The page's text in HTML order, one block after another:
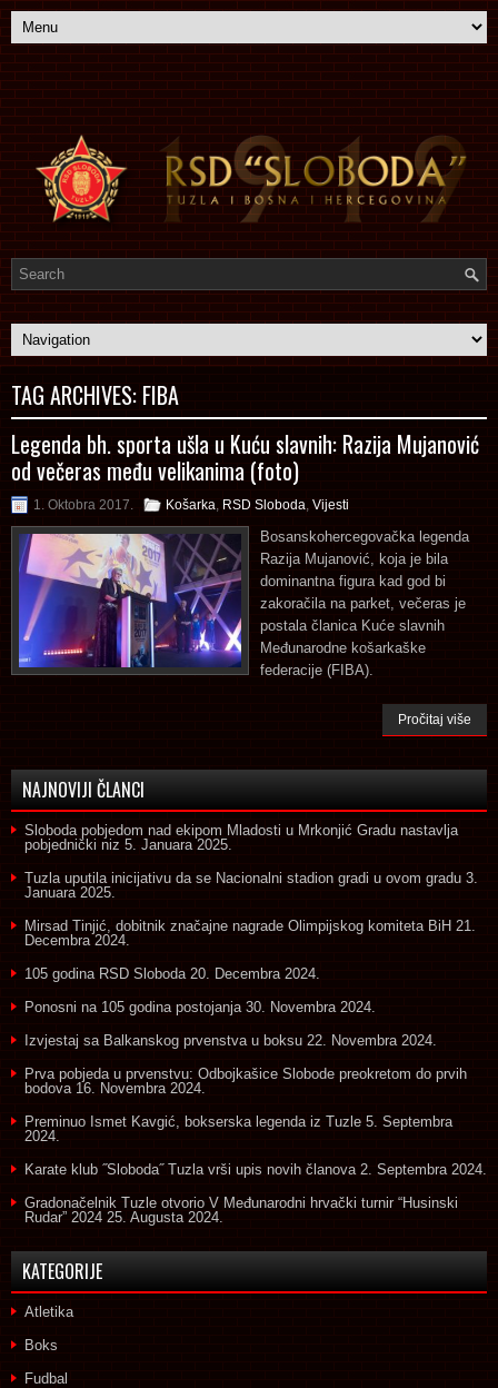
TAG ARCHIVES: FIBA
Legenda bh. sporta ušla u Kuću slavnih: Razija Mujanović
od večeras među velikanima (foto)
1. Oktobra 2017. Košarka RSD Sloboda Vijesti
Bosanskohercegovačka legenda
Razija Mujanović, koja je bila
dominantna figura kad god bi
zakoračila na parket, večeras je
postala članica Kuće slavnih
Međunarodne košarkaške
federacije (FIBA).
Pročitaj više
NAJNOVIJI ČLANCI
Sloboda pobjedom nad ekipom Mladosti u Mrkonjić Gradu nastavlja
pobjednički niz 5. Januara 2025.
Tuzla uputila inicijativu da se Nacionalni stadion gradi u ovom gradu 3.
Januara 2025.
Mirsad Tinjić, dobitnik značajne nagrade Olimpijskog komiteta BiH 21.
Decembra 2024.
105 godina RSD Sloboda 20. Decembra 2024.
Ponosni na 105 godina postojanja 30. Novembra 2024.
Izvjestaj sa Balkanskog prvenstva u boksu 22. Novembra 2024.
Prva pobjeda u prvenstvu: Odbojkašice Slobode preokretom do prvih
bodova 16. Novembra 2024.
Preminuo Ismet Kavgić, bokserska legenda iz Tuzle 5. Septembra
2024.
Karate klub ˝Sloboda˝ Tuzla vrši upis novih članova 2. Septembra 2024.
Gradonačelnik Tuzle otvorio V Međunarodni hrvački turnir “Husinski
Rudar” 2024 25. Augusta 2024.
KATEGORIJE
Atletika
Boks
Fudbal